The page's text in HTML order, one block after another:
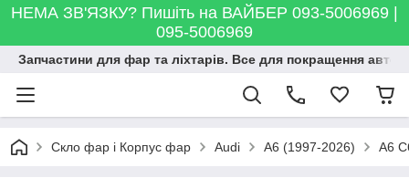
НЕМА ЗВ'ЯЗКУ? Пишіть на ВАЙБЕР 093-5006969 |
095-5006969
Запчастини для фар та ліхтарів. Все для покращення
Скло фар і Корпус фар Audi A6 (1997-2026) A6